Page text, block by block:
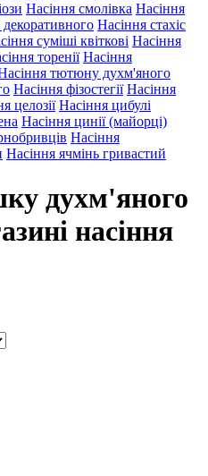
Насіння смолівка Насіння
Насіння стахіс
суміші квіткові Насіння
торенії Насіння
тютюну духм'яного
Насіння фізостегії Насіння
целозії Насіння цибулі
Насіння цинії (майорці)
Насіння
Насіння ячмінь гривастий
духм'яного
насіння